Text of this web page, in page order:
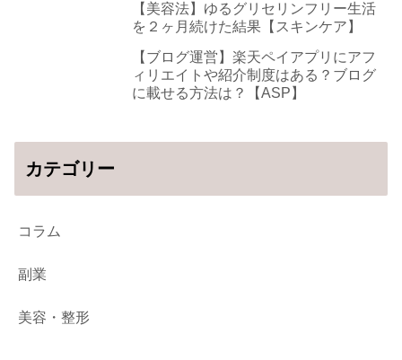
【美容法】ゆるグリセリンフリー生活
を２ヶ月続けた結果【スキンケア】
【ブログ運営】楽天ペイアプリにアフ
ィリエイトや紹介制度はある？ブログ
に載せる方法は？【ASP】
カテゴリー
コラム
副業
美容・整形